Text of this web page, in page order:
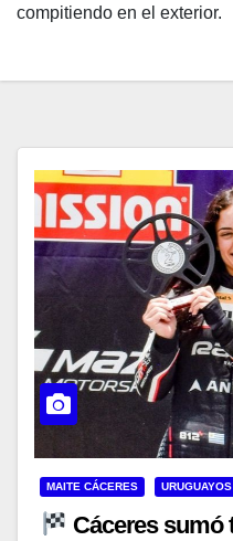
compitiendo en el exterior.
MAITE CÁCERES
Cáceres sumó